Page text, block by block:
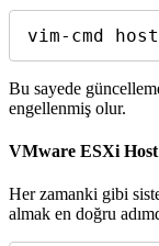
vim-cmd
Bu sayede
engellenmiş olur.
VMware ESXi Host
Her zamanki gibi
almak en doğru